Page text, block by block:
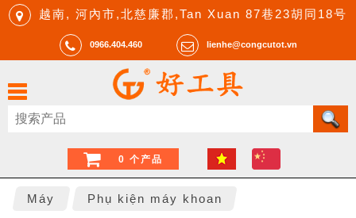
越南, 河內市,北慈廉郡,Tan Xuan 87巷23胡同18号
0966.404.460 lienhe@congcutot.vn
0 个产品
Máy Phụ kiện máy khoan